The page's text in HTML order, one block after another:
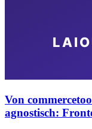
Von
agnostisch: